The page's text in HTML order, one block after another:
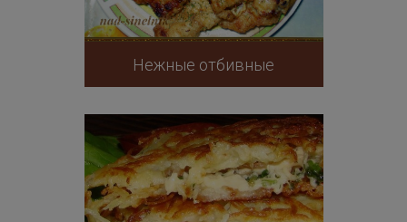
Нежные отбивные